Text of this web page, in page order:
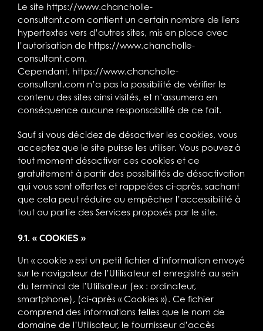
Le site https://www.chancholle-
consultant.com contient un certain nombre de liens
hypertextes vers d’autres sites, mis en place avec
l’autorisation de https://www.chancholle-
consultant.com.
Cependant, https://www.chancholle-
consultant.com n’a pas la possibilité de vérifier le
contenu des sites ainsi visités, et n’assumera en
conséquence aucune responsabilité de ce fait.
Sauf si vous décidez de désactiver les cookies, vous
acceptez que le site puisse les utiliser. Vous pouvez à
tout moment désactiver ces cookies et ce
gratuitement à partir des possibilités de désactivation
qui vous sont offertes et rappelées ci-après, sachant
que cela peut réduire ou empêcher l’accessibilité à
tout ou partie des Services proposés par le site.
9.1. « COOKIES »
Un « cookie » est un petit fichier d’information envoyé
sur le navigateur de l’Utilisateur et enregistré au sein
du terminal de l’Utilisateur (ex : ordinateur,
smartphone), (ci-après « Cookies »). Ce fichier
comprend des informations telles que le nom de
domaine de l’Utilisateur, le fournisseur d’accès